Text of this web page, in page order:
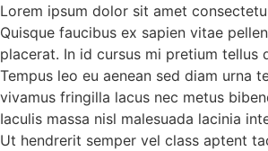
Lorem ipsum dolor sit amet
Quisque faucibus ex sapien vitae
placerat. In id cursus mi pretium tellus
Tempus leo eu aenean sed diam urna
vivamus fringilla lacus nec metus
Iaculis massa nisl malesuada lacinia
Ut hendrerit semper vel class aptent